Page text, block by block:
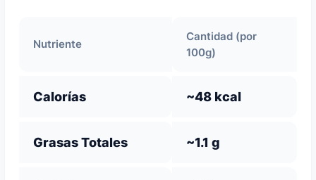
Nutriente
Cantidad (por
100g)
Calorías ~48 kcal
Grasas Totales ~1.1 g